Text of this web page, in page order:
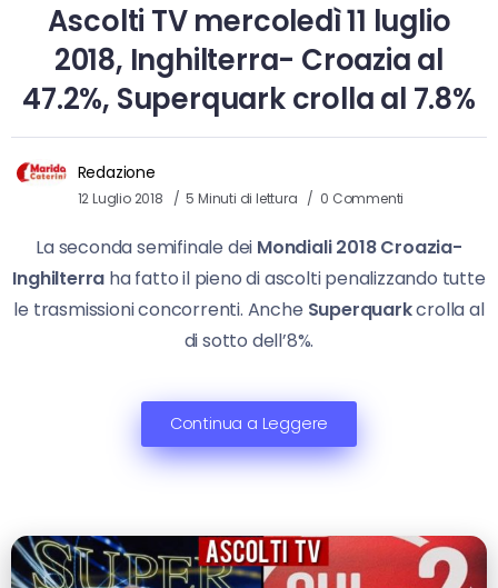
Ascolti TV mercoledì 11 luglio
2018, Inghilterra- Croazia al
47.2%, Superquark crolla al 7.8%
Redazione
12 Luglio 2018 5 Minuti di lettura 0 Commenti
La seconda semifinale dei Mondiali 2018Croazia-
Inghilterra ha fatto il pieno di ascolti penalizzando tutte
le trasmissioni concorrenti. Anche Superquarkcrolla al
di sotto dell’8%.
Continua a Leggere